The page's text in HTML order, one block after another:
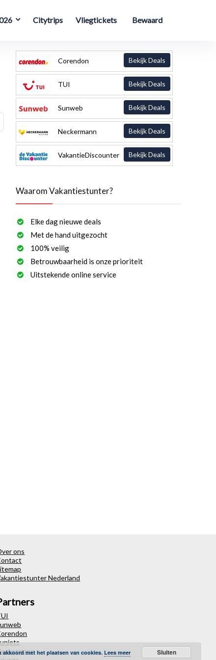
Citytrips Vliegtickets Bewaard
Corendon Bekijk Deals
TUI Bekijk Deals
Sunweb Bekijk Deals
Neckermann Bekijk Deals
VakantieDiscounter Bekijk Deals
Waarom Vakantiestunter?
Elke dag nieuwe deals
Met de hand uitgezocht
100% veilig
Betrouwbaarheid is onze prioriteit
Uitstekende online service
ons
Nederland
met het plaatsen van cookies. Lees meer Sluiten